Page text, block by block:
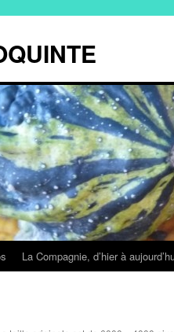
La Compagnie, d’hier à